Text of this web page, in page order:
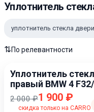
Уплотнитель
уплотнитель стекла двери
⇅По релевантности
Уплотнитель
правый BMW 4
2020 2.0
2 000 ₽1 900 ₽
скидка только на CARRO